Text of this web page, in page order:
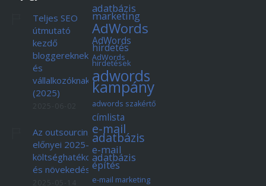
Teljes SEO
útmutató
kezdő
bloggereknek
és
vállalkozóknak
(2025)
Az outsourcing
előnyei 2025-ben:
költséghatékonyság
és növekedés
adatbázis
marketing
AdWords
AdWords
hirdetés
AdWords
hirdetések
adwords
kampány
adwords szakértő
címlista
e-mail
adatbázis
e-mail
adatbázis
építés
e-mail marketing